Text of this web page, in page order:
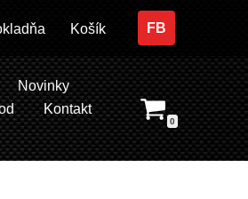
Košík FB
Novinky
Kontakt
0